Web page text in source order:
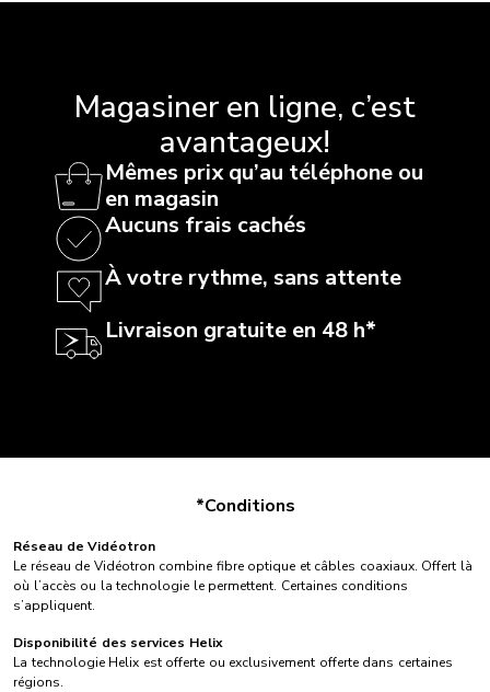
Magasiner en ligne, c’est
avantageux!
Mêmes prix qu’au téléphone ou
en magasin
Aucuns frais cachés
À votre rythme, sans attente
Livraison gratuite en 48 h*
*Conditions
Réseau de Vidéotron
Le réseau de Vidéotron combine fibre optique et câbles coaxiaux. Offert là
où l’accès ou la technologie le permettent. Certaines conditions
s’appliquent.
Disponibilité des services Helix
La technologie Helix est offerte ou exclusivement offerte dans certaines
régions.